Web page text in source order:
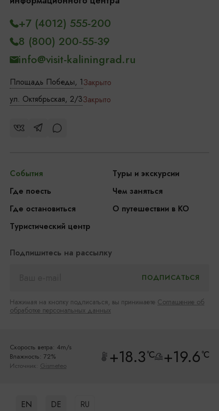
Площадь Победы, 1Закрыто
ул. Октябрьская, 2/3Закрыто
+7 (4012) 555-200
8 (800) 200-55-39
info@visit-kaliningrad.ru
События
Туры и экскурсии
Где поесть
Чем заняться
Где остановиться
О путешествии в КО
Туристический центр
Подпишитесь на рассылку
Нажимая на кнопку подписаться, вы принимаете Соглашение об
обработке персональных данных
Скорость ветра: 4m/s
Влажность: 72%
Источник: Gismeteo +18.3°C +19.6°C
EN DE RU